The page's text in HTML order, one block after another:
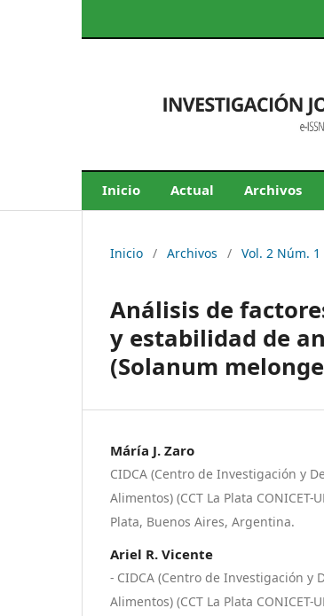
Inicio Actual Archivos
Inicio / Archivos / Vol. 2 Núm.
Análisis de
y estabilidad de
(Solanum
Máría J. Zaro
CIDCA (Centro de Investigación y
Alimentos) (CCT La Plata CONICET-
Plata, Buenos Aires, Argentina.
Ariel R. Vicente
- CIDCA (Centro de Investigación y
Alimentos) (CCT La Plata CONICET-